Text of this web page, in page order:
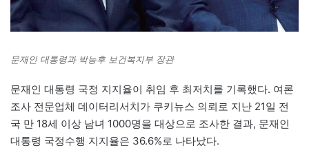
문재인 대통령과 박능후 보건복지부 장관
문재인 대통령 국정 지지율이 취임 후 최저치를 기록했다. 여론
조사 전문업체 데이터리서치가 쿠키뉴스 의뢰로 지난 21일 전
국 만 18세 이상 남녀 1000명을 대상으로 조사한 결과, 문재인
대통령 국정수행 지지율은 36.6%로 나타났다.